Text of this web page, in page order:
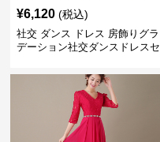
¥6,120 (税込)
社交 ダンス ドレス 房飾りグラ
デーション社交ダンスドレスセ